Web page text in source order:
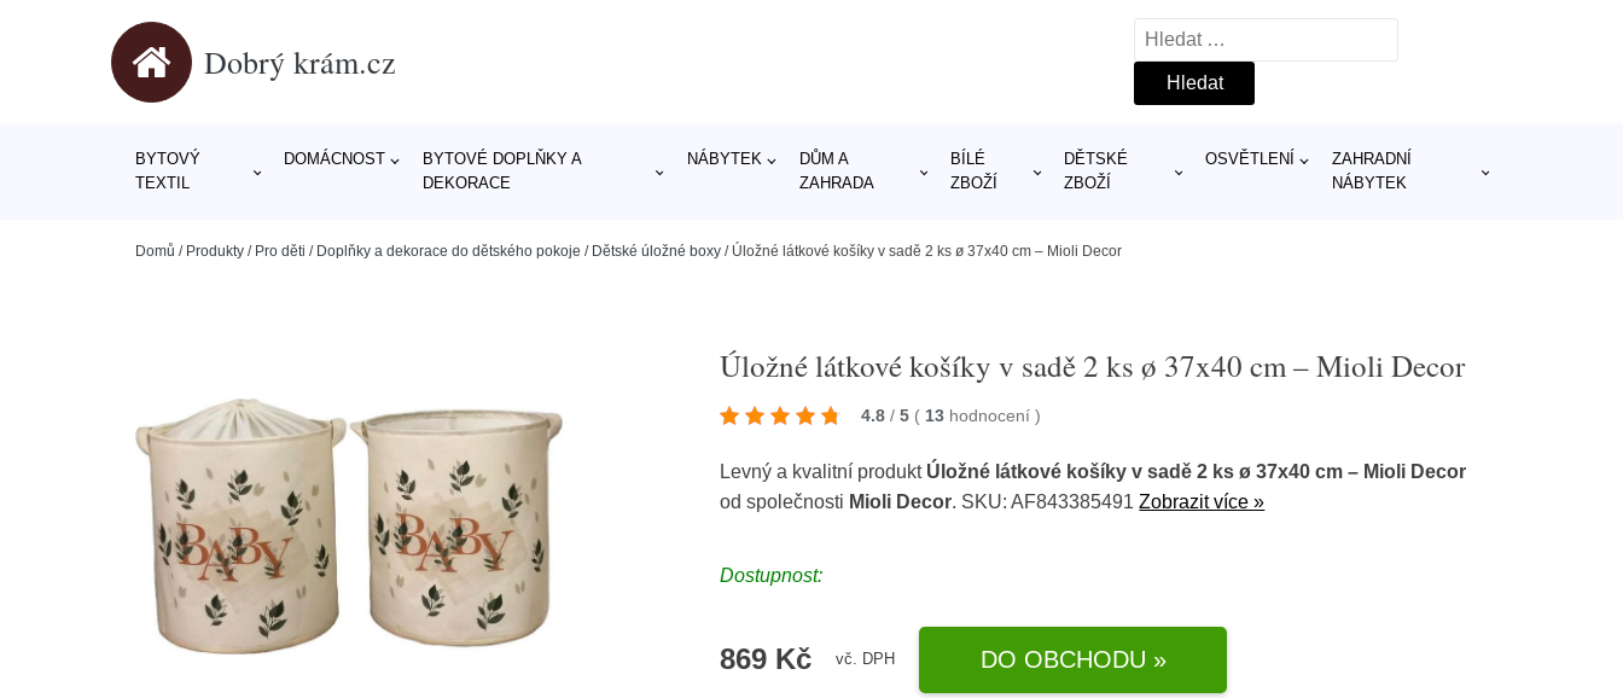
Dobrý krám.cz
Vyhledávání
BYTOVÝ
TEXTIL
DOMÁCNOST
BYTOVÉ DOPLŇKY A
DEKORACE
NÁBYTEK
DŮM A
ZAHRADA
BÍLÉ
ZBOŽÍ
DĚTSKÉ
ZBOŽÍ
OSVĚTLENÍ
ZAHRADNÍ
NÁBYTEK
Domů / Produkty / Pro děti / Doplňky a dekorace do dětského pokoje / Dětské úložné boxy / Úložné látkové košíky v sadě 2 ks ø 37x40 cm – Mioli Decor
Úložné látkové košíky v sadě 2 ks ø 37x40 cm – Mioli Decor
4.8 / 5 ( 13 hodnocení)
Levný a kvalitní produkt Úložné látkové košíky v sadě 2 ks ø 37x40 cm – Mioli Decor
od společnosti Mioli Decor. SKU: AF843385491Zobrazit více »
Dostupnost:
869 Kč vč. DPH DO OBCHODU »